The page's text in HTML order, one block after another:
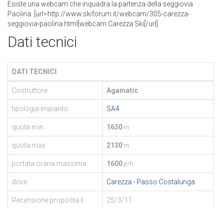
Esiste una webcam che inquadra la partenza della seggiovia
Paolina: [url=http://www.skiforum.it/webcam/305-carezza-
seggiovia-paolina.html]webcam Carezza Ski[/url].
Dati tecnici
DATI TECNICI
Costruttore Agamatic
tipologia impianto SA4
quota min 1630 m
quota max 2130 m
portata oraria massima 1600 p/h
dove Carezza - Passo Costalunga
Recensione proposta il 25/3/11